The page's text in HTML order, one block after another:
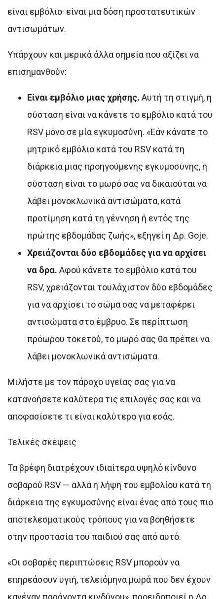
είναι εμβόλιο· είναι μια δόση προστατευτικών
αντισωμάτων.
Υπάρχουν και μερικά άλλα σημεία που αξίζει να
επισημανθούν:
Είναι εμβόλιο μιας χρήσης. Αυτή τη στιγμή, η
σύσταση είναι να κάνετε το εμβόλιο κατά του
RSV μόνο σε μία εγκυμοσύνη. «Εάν κάνατε το
μητρικό εμβόλιο κατά του RSV κατά τη
διάρκεια μιας προηγούμενης εγκυμοσύνης, η
σύσταση είναι το μωρό σας να δικαιούται να
λάβει μονοκλωνικά αντισώματα, κατά
προτίμηση κατά τη γέννηση ή εντός της
πρώτης εβδομάδας ζωής», εξηγεί η Δρ. Goje.
Χρειάζονται δύο εβδομάδες για να αρχίσει
να δρα. Αφού κάνετε το εμβόλιο κατά του
RSV, χρειάζονται τουλάχιστον δύο εβδομάδες
για να αρχίσει το σώμα σας να μεταφέρει
αντισώματα στο έμβρυο. Σε περίπτωση
πρόωρου τοκετού, το μωρό σας θα πρέπει να
λάβει μονοκλωνικά αντισώματα.
Μιλήστε με τον πάροχο υγείας σας για να
κατανοήσετε καλύτερα τις επιλογές σας και να
αποφασίσετε τι είναι καλύτερο για εσάς.
Τελικές σκέψεις
Τα βρέφη διατρέχουν ιδιαίτερα υψηλό κίνδυνο
σοβαρού RSV — αλλά η λήψη του εμβολίου κατά τη
διάρκεια της εγκυμοσύνης είναι ένας από τους πιο
αποτελεσματικούς τρόπους για να βοηθήσετε
στην προστασία του παιδιού σας από αυτό.
«Οι σοβαρές περιπτώσεις RSV μπορούν να
επηρεάσουν υγιή, τελειόμηνα μωρά που δεν έχουν
κανέναν παράγοντα κινδύνου», προειδοποιεί η Δρ.